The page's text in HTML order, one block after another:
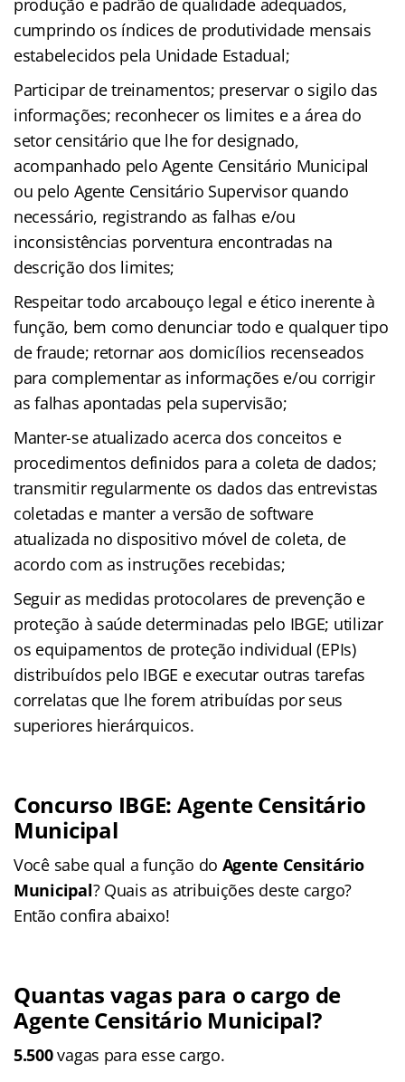
produção e padrão de qualidade adequados,
cumprindo os índices de produtividade mensais
estabelecidos pela Unidade Estadual;
Participar de treinamentos; preservar o sigilo das
informações; reconhecer os limites e a área do
setor censitário que lhe for designado,
acompanhado pelo Agente Censitário Municipal
ou pelo Agente Censitário Supervisor quando
necessário, registrando as falhas e/ou
inconsistências porventura encontradas na
descrição dos limites;
Respeitar todo arcabouço legal e ético inerente à
função, bem como denunciar todo e qualquer tipo
de fraude; retornar aos domicílios recenseados
para complementar as informações e/ou corrigir
as falhas apontadas pela supervisão;
Manter-se atualizado acerca dos conceitos e
procedimentos definidos para a coleta de dados;
transmitir regularmente os dados das entrevistas
coletadas e manter a versão de software
atualizada no dispositivo móvel de coleta, de
acordo com as instruções recebidas;
Seguir as medidas protocolares de prevenção e
proteção à saúde determinadas pelo IBGE; utilizar
os equipamentos de proteção individual (EPIs)
distribuídos pelo IBGE e executar outras tarefas
correlatas que lhe forem atribuídas por seus
superiores hierárquicos.
Concurso IBGE: Agente Censitário
Municipal
Você sabe qual a função do Agente Censitário
Municipal? Quais as atribuições deste cargo?
Então confira abaixo!
Quantas vagas para o cargo de
Agente Censitário Municipal?
5.500vagas para esse cargo.